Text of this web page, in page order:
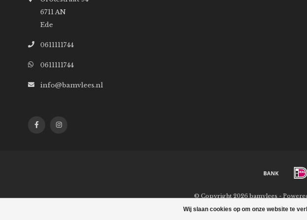
Wij slaan cookies op om onze website te
6711 AN
Ede
0611111744
0611111744
info@bamvlees.nl
© Copyright 2026 bamvlees -